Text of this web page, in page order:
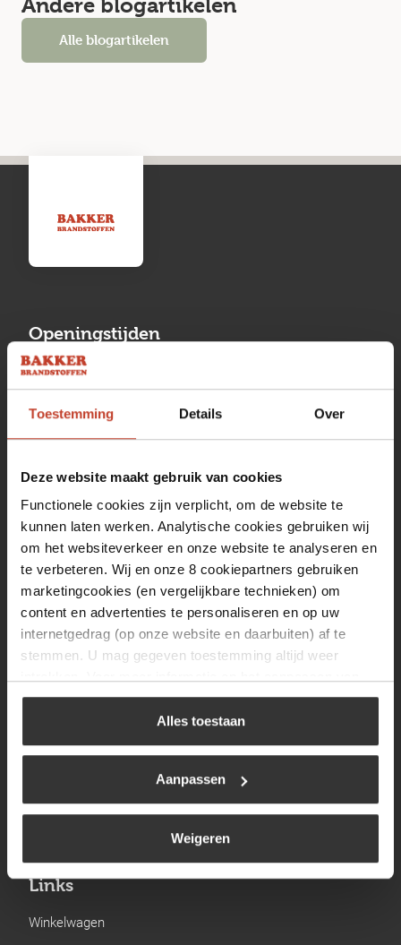
Toestemming Details Over
Deze website maakt gebruik van cookies
Functionele cookies zijn verplicht, om de website te
kunnen laten werken. Analytische cookies gebruiken wij
om het websiteverkeer en onze website te analyseren en
te verbeteren. Wij en onze 8 cookiepartners gebruiken
marketingcookies (en vergelijkbare technieken) om
content en advertenties te personaliseren en op uw
internetgedrag (op onze website en daarbuiten) af te
stemmen. U mag gegeven toestemming altijd weer
uw keuze op onze website verwijzen wij u naar ons
Alles toestaan
Aanpassen
Weigeren
Andere blogartikelen
Alle blogartikelen
Openingstijden
Maandag
13:00 tot 17:00
Dinsdag
08:00 tot 17:00
08:00 tot 17:00
Vrijdag
08:00 tot 17:00
Zaterdag
09:30 tot 12:00
Zondag
Gesloten
Navigatie
BBQ
Kamperen
Gastechniek
Links
Winkelwagen